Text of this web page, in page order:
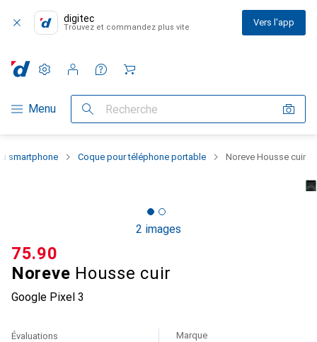
digitec
Trouvez et commandez plus vite Vers l'app
Navigation par catégorie
Menu Recherche
Paramètres
Compte client
Listes de comparaison
Listes d'envies
Panier
smartphone Coque pour téléphone portable Noreve Housse cuir
2 images
Noreve Housse cuir
Google Pixel 3
CHF
75.90
Évaluations Marque